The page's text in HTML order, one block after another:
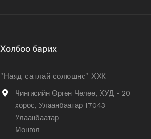
Холбоо барих
"Наяд саплай солюшнс" ХХК
Чингисийн Өргөн Чөлөө, ХУД - 20
хороо, Улаанбаатар 17043
Улаанбаатар
Монгол